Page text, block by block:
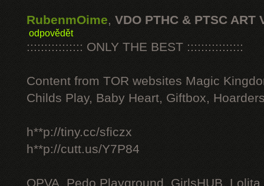
RubenmOime, VDO PTHC & PTSC ART
odpovědět
:::::::::::::::: ONLY THE BEST ::::::::::::::::
Content from TOR websites Magic
Childs Play, Baby Heart, Giftbox,
h**p://tiny.cc/sficzx
h**p://cutt.us/Y7P84
OPVA, Pedo Playground, GirlsHUB, Lolita